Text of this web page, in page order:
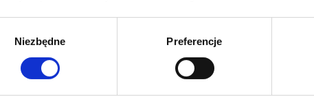
Niezbędne Preferencje
Seria KGH - puszki metalowe